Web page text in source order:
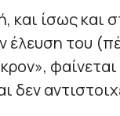
και ίσως και
έλευση του
δεν